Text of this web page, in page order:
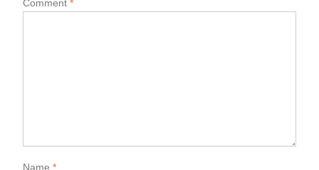
Comment *
Name *